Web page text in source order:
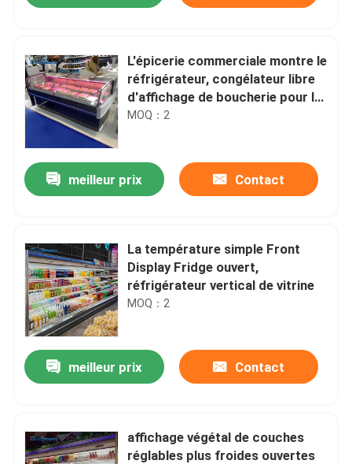
L'épicerie commerciale montre le
réfrigérateur, congélateur libre
d'affichage de boucherie pour la
boucherie
MOQ：2
meilleur prix Contact
La température simple Front
Display Fridge ouvert,
réfrigérateur vertical de vitrine
MOQ：2
meilleur prix Contact
affichage végétal de couches
réglables plus froides ouvertes